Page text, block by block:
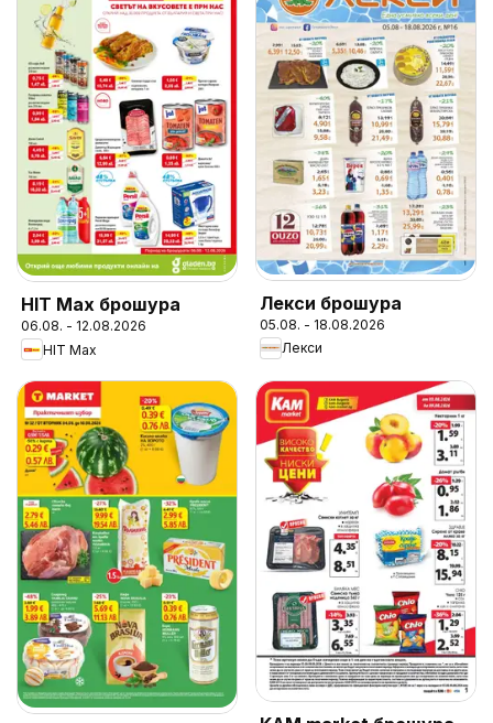
HIT Max брошура
06.08. - 12.08.2026
HIT Max
Лекси брошура
05.08. - 18.08.2026
Лекси